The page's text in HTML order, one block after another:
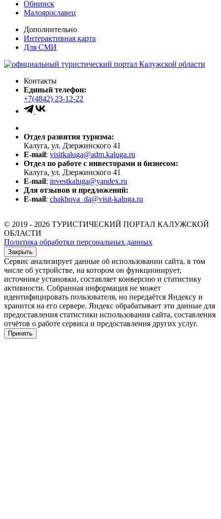
Обнинск
Малоярославец
Дополнительно
Интерактивная карта
Для СМИ
Контакты
Единый телефон:
+7(4842) 23-12-22
Отдел развития туризма:
Калуга, ул. Дзержинского 41
E-mail: visitkaluga@adm.kaluga.ru
Отдел по работе с инвесторами и бизнесом:
Калуга, ул. Дзержинского 41
E-mail: investkaluga@yandex.ru
Для отзывов и предложений:
E-mail: chakhova_da@visit-kaluga.ru
© 2019 - 2026 ТУРИСТИЧЕСКИЙ ПОРТАЛ КАЛУЖСКОЙ
ОБЛАСТИ
Политика обработки персональных данных
Закрыть
Сервис анализирует данные об использовании сайта, в том
числе об устройстве, на котором он функционирует,
источнике установки, составляет конверсию и статистику
активности. Собранная информация не может
идентифицировать пользователя, но передаётся Яндексу и
хранится на его сервере. Яндекс обрабатывает эти данные для
предоставления статистики использования сайта, составления
отчётов о работе сервиса и предоставления других услуг.
Принять